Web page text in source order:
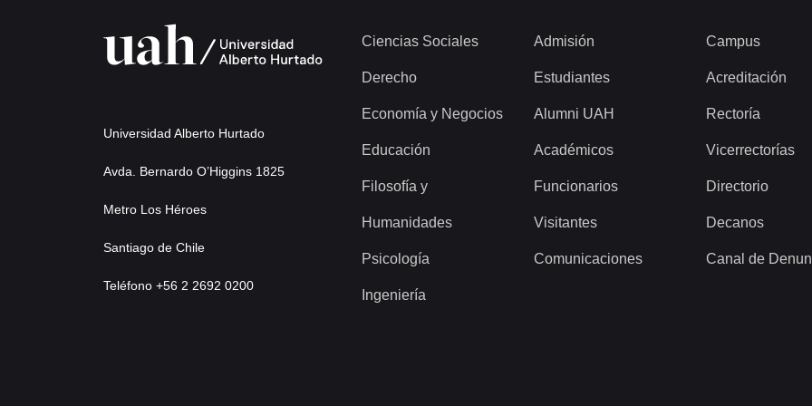
Universidad Alberto Hurtado
Avda. Bernardo O’Higgins 1825
Metro Los Héroes
Santiago de Chile
Teléfono +56 2 2692 0200
Ciencias Sociales
Derecho
Economía y Negocios
Educación
Filosofía y
Humanidades
Psicología
Ingeniería
Admisión
Estudiantes
Alumni UAH
Académicos
Funcionarios
Visitantes
Comunicaciones
Campus
Acreditación
Rectoría
Vicerrectorías
Directorio
Decanos
Canal de